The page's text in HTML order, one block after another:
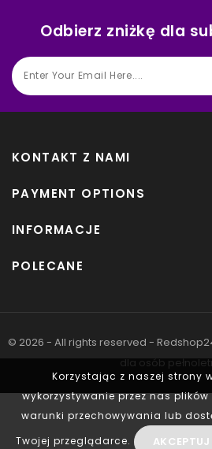
Odbierz zniżkę dla
KONTAKT Z NAMI
PAYMENT OPTIONS
INFORMACJE
POLECANE
© 2026 - All rights reserved -
dla osób
Korzystając z naszej strony
wykorzystywanie przez nas plików
warunki przechowywania lub
Twojej przeglądarce.
AKCEPTUJ